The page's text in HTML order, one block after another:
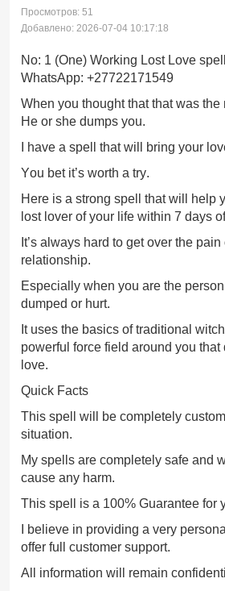
Просмотров: 51
Добавлено: 2026-07-04 10:17:18
No: 1 (One) Working Lost Love
WhatsApp: +27722171549
When you thought that that was the
He or she dumps you.
I have a spell that will bring your
You bet it’s worth a try.
Here is a strong spell that will help
lost lover of your life within 7 days
It’s always hard to get over the
relationship.
Especially when you are the
dumped or hurt.
It uses the basics of traditional
powerful force field around you that
love.
Quick Facts
This spell will be completely
situation.
My spells are completely safe and
cause any harm.
This spell is a 100% Guarantee for
I believe in providing a very
offer full customer support.
All information will remain